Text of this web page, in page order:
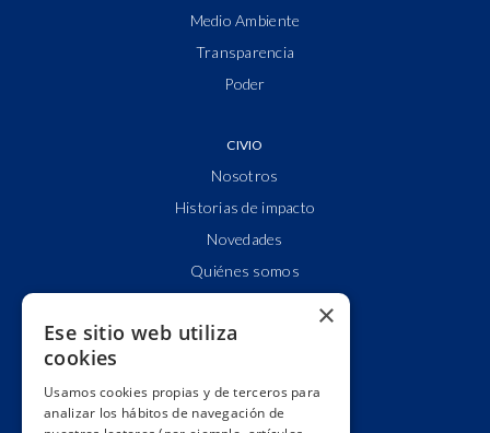
Medio Ambiente
Transparencia
Poder
CIVIO
Nosotros
Historias de impacto
Novedades
Quiénes somos
Alianzas y redes
Impacto
Premios
×
Ese sitio web utiliza
cookies
Usamos cookies propias y de terceros para
analizar los hábitos de navegación de